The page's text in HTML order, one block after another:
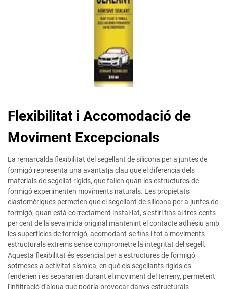
Flexibilitat i Accomodació de
Moviment Excepcionals
La remarcalda flexibilitat del segellant de silicona per a juntes de
formigó representa una avantatja clau que el diferencia dels
materials de segellat rígids, que fallen quan les estructures de
formigó experimenten moviments naturals. Les propietats
elastomèriques permeten que el segellant de silicona per a juntes de
formigó, quan està correctament instal·lat, s'estiri fins al tres-cents
per cent de la seva mida original mantenint el contacte adhesiu amb
les superfícies de formigó, acomodant-se fins i tot a moviments
estructurals extrems sense comprometre la integritat del segell.
Aquesta flexibilitat és essencial per a estructures de formigó
sotmeses a activitat sísmica, en què els segellants rígids es
fenderien i es separarien durant el moviment del terreny, permetent
l'infiltració d'aigua que podria provocar danys estructurals